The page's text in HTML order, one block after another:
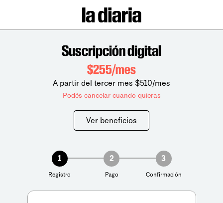
Suscripción digital
$255/mes
A partir del tercer mes $510/mes
Podés cancelar cuando quieras
Ver beneficios
1
Registro
2
Pago
3
Confirmación